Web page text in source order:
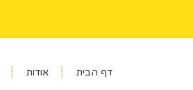
דף הבית אודות